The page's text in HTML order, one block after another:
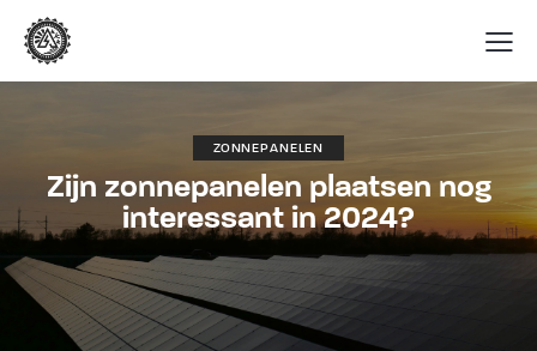
ZONNEPANELEN
Zijn zonnepanelen plaatsen nog
interessant in 2024?